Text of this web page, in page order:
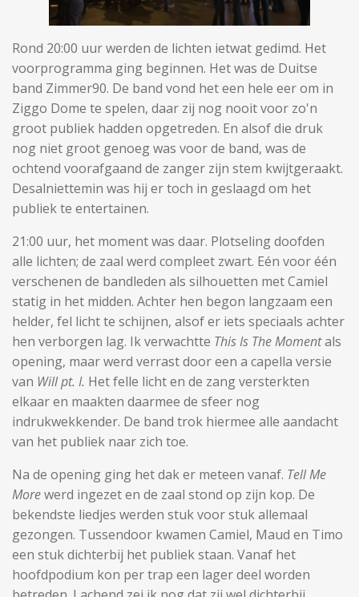
Rond 20:00 uur werden de lichten ietwat gedimd. Het
voorprogramma ging beginnen. Het was de Duitse
band Zimmer90. De band vond het een hele eer om in
Ziggo Dome te spelen, daar zij nog nooit voor zo'n
groot publiek hadden opgetreden. En alsof die druk
nog niet groot genoeg was voor de band, was de
ochtend voorafgaand de zanger zijn stem kwijtgeraakt.
Desalniettemin was hij er toch in geslaagd om het
publiek te entertainen.
21:00 uur, het moment was daar. Plotseling doofden
alle lichten; de zaal werd compleet zwart. Eén voor één
verschenen de bandleden als silhouetten met Camiel
statig in het midden. Achter hen begon langzaam een
helder, fel licht te schijnen, alsof er iets speciaals achter
hen verborgen lag. Ik verwachtte This Is The Momentals
opening, maar werd verrast door een a capella versie
van Will pt. I. Het felle licht en de zang versterkten
elkaar en maakten daarmee de sfeer nog
indrukwekkender. De band trok hiermee alle aandacht
van het publiek naar zich toe.
Na de opening ging het dak er meteen vanaf. Tell Me
Morewerd ingezet en de zaal stond op zijn kop. De
bekendste liedjes werden stuk voor stuk allemaal
gezongen. Tussendoor kwamen Camiel, Maud en Timo
een stuk dichterbij het publiek staan. Vanaf het
hoofdpodium kon per trap een lager deel worden